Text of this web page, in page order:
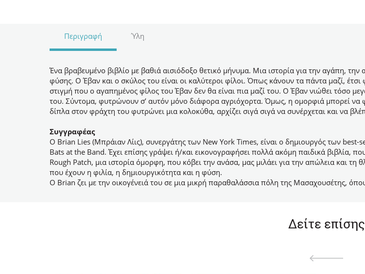
Περιγραφή Ύλη
Ένα βραβευμένο βιβλίο με βαθιά αισιόδοξο θετικό μήνυμα. Μια ιστορία για την αγάπη, την
φύσης. Ο Έβαν και ο σκύλος του είναι οι καλύτεροι φίλοι. Όπως κάνουν τα πάντα μαζί,
στιγμή που ο αγαπημένος φίλος του Έβαν δεν θα είναι πια μαζί του. Ο Έβαν νιώθει τόσο
του. Σύντομα, φυτρώνουν σ’ αυτόν μόνο διάφορα αγριόχορτα. Όμως, η ομορφιά μπορεί να
δίπλα στον φράχτη του φυτρώνει μια κολοκύθα, αρχίζει σιγά σιγά να συνέρχεται και να
Συγγραφέας
Ο Brian Lies (Μπράιαν Λίις), συνεργάτης των New York Times, είναι ο δημιουργός των best-
Bats at the Band.Έχει επίσης γράψει ή/και εικονογραφήσει πολλά ακόμη παιδικά βιβλία,
Rough Patch, μια ιστορία όμορφη, που κόβει την ανάσα, μας μιλάει για την απώλεια και τη
που έχουν η φιλία, η δημιουργικότητα και η φύση.
Ο Brian ζει με την οικογένειά του σε μια μικρή παραθαλάσσια πόλη της Μασαχουσέτης,
Δείτε επίσης